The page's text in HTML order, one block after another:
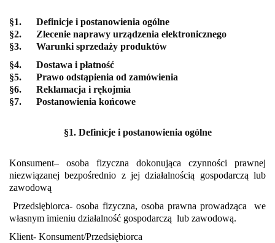
§1. Definicje i postanowienia ogólne
§2. Zlecenie naprawy urządzenia elektronicznego
§3. Warunki sprzedaży produktów
§4. Dostawa i płatność
§5. Prawo odstąpienia od zamówienia
§6. Reklamacja i rękojmia
§7. Postanowienia końcowe
§1. Definicje i postanowienia ogólne
Konsument– osoba fizyczna dokonująca czynności prawnej
niezwiązanej bezpośrednio z jej działalnością gospodarczą lub
zawodową
Przedsiębiorca- osoba fizyczna, osoba prawna prowadząca
we
własnym imieniu działalność gospodarczą lub zawodową.
Klient- Konsument/Przedsiębiorca